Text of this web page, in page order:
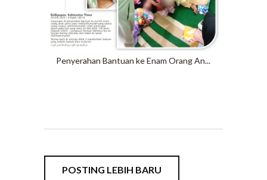
Penyerahan Bantuan ke Enam Orang An...
POSTING LEBIH BARU